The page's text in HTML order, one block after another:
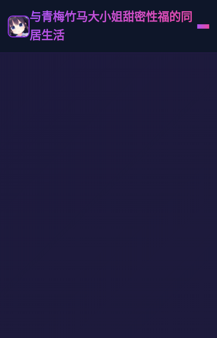
与青梅竹马大小姐甜密性福的同
居生活